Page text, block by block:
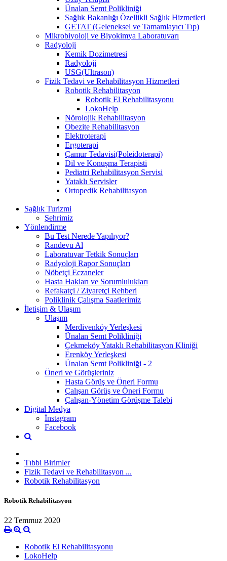
Ünalan Semt Polikliniği
Sağlık Bakanlığı Özellikli Sağlık Hizmetleri
GETAT (Geleneksel ve Tamamlayıcı Tıp)
Mikrobiyoloji ve Biyokimya Laboratuvarı
Radyoloji
Kemik Dozimetresi
Radyoloji
USG(Ultrason)
Fizik Tedavi ve Rehabilitasyon Hizmetleri
Robotik Rehabilitasyon
Robotik El Rehabilitasyonu
LokoHelp
Nörolojik Rehabilitasyon
Obezite Rehabilitasyon
Elektroterapi
Ergoterapi
Çamur Tedavisi(Poleidoterapi)
Dil ve Konuşma Terapisti
Pediatri Rehabilitasyon Servisi
Yataklı Servisler
Ortopedik Rehabilitasyon
Sağlık Turizmi
Şehrimiz
Yönlendirme
Bu Test Nerede Yapılıyor?
Randevu Al
Laboratuvar Tetkik Sonuçları
Radyoloji Rapor Sonuçları
Nöbetçi Eczaneler
Hasta Hakları ve Sorumlulukları
Refakatçi / Ziyaretçi Rehberi
Poliklinik Çalışma Saatlerimiz
İletişim & Ulaşım
Ulaşım
Merdivenköy Yerleşkesi
Ünalan Semt Polikliniği
Çekmeköy Yataklı Rehabilitasyon Kliniği
Erenköy Yerleşkesi
Ünalan Semt Polikliniği - 2
Öneri ve Görüşleriniz
Hasta Görüş ve Öneri Formu
Çalışan Görüş ve Öneri Formu
Çalışan-Yönetim Görüşme Talebi
Digital Medya
İnstagram
Facebook
Tıbbi Birimler
Fizik Tedavi ve Rehabilitasyon ...
Robotik Rehabilitasyon
Robotik Rehabilitasyon
22 Temmuz 2020
Robotik El Rehabilitasyonu
LokoHelp